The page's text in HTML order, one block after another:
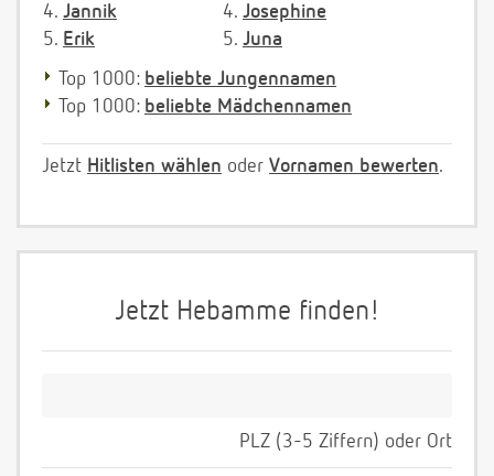
4. Jannik
5. Erik
4. Josephine
5. Juna
Top 1000: beliebte Jungennamen
Top 1000: beliebte Mädchennamen
Jetzt Hitlisten wählen oder Vornamen bewerten.
Jetzt Hebamme finden!
PLZ (3-5 Ziffern) oder Ort